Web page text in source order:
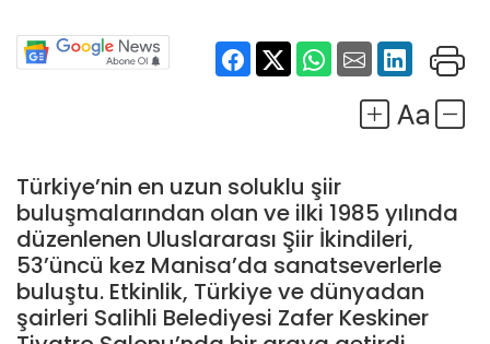
Türkiye’nin en uzun soluklu şiir
buluşmalarından olan ve ilki 1985 yılında
düzenlenen Uluslararası Şiir İkindileri,
53’üncü kez Manisa’da sanatseverlerle
buluştu. Etkinlik, Türkiye ve dünyadan
şairleri Salihli Belediyesi Zafer Keskiner